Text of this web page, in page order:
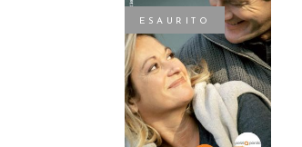
ESAURITO
LEGGI TUTTO